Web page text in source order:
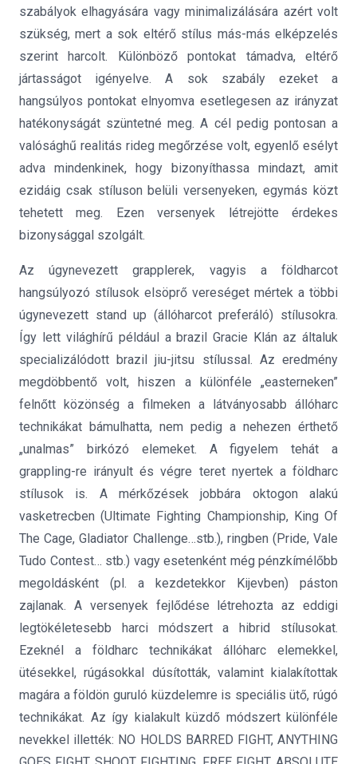
szabályok elhagyására vagy minimalizálására azért volt
szükség, mert a sok eltérő stílus más-más elképzelés
szerint harcolt. Különböző pontokat támadva, eltérő
jártasságot igényelve. A sok szabály ezeket a
hangsúlyos pontokat elnyomva esetlegesen az irányzat
hatékonyságát szüntetné meg. A cél pedig pontosan a
valósághű realitás rideg megőrzése volt, egyenlő esélyt
adva mindenkinek, hogy bizonyíthassa mindazt, amit
ezidáig csak stíluson belüli versenyeken, egymás közt
tehetett meg. Ezen versenyek létrejötte érdekes
bizonysággal szolgált.
Az úgynevezett grapplerek, vagyis a földharcot
hangsúlyozó stílusok elsöprő vereséget mértek a többi
úgynevezett stand up (állóharcot preferáló) stílusokra.
Így lett világhírű például a brazil Gracie Klán az általuk
specializálódott brazil jiu-jitsu stílussal. Az eredmény
megdöbbentő volt, hiszen a különféle „easterneken”
felnőtt közönség a filmeken a látványosabb állóharc
technikákat bámulhatta, nem pedig a nehezen érthető
„unalmas” birkózó elemeket. A figyelem tehát a
grappling-re irányult és végre teret nyertek a földharc
stílusok is. A mérkőzések jobbára oktogon alakú
vasketrecben (Ultimate Fighting Championship, King Of
The Cage, Gladiator Challenge…stb.), ringben (Pride, Vale
Tudo Contest… stb.) vagy esetenként még pénzkímélőbb
megoldásként (pl. a kezdetekkor Kijevben) páston
zajlanak. A versenyek fejlődése létrehozta az eddigi
legtökéletesebb harci módszert a hibrid stílusokat.
Ezeknél a földharc technikákat állóharc elemekkel,
ütésekkel, rúgásokkal dúsították, valamint kialakítottak
magára a földön guruló küzdelemre is speciális ütő, rúgó
technikákat. Az így kialakult küzdő módszert különféle
nevekkel illették: NO HOLDS BARRED FIGHT, ANYTHING